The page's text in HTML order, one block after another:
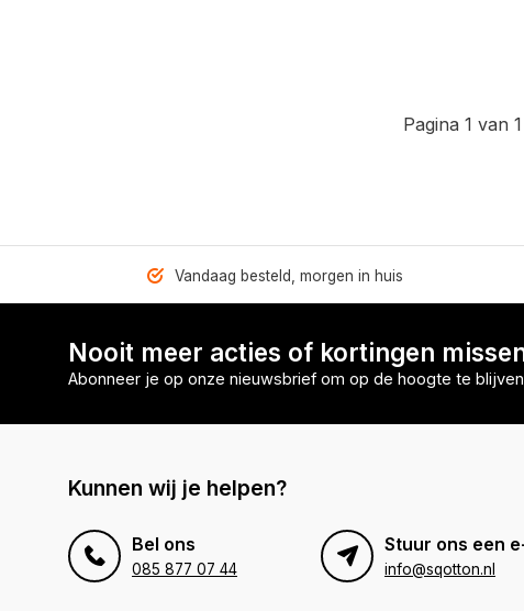
Pagina 1 van 1
Vandaag besteld, morgen in huis
Nooit meer acties of kortingen
Abonneer je op onze nieuwsbrief om op de hoogte te
Kunnen wij je helpen?
Bel ons
085 877 07 44
Stuur ons een e-
info@sqotton.nl